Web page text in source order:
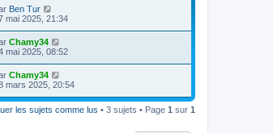
Ben Tur
mai 2025, 21:34
Chamy34
mai 2025, 08:52
Chamy34
mars 2025, 20:54
les sujets comme lus • 3 sujets • Page 1 sur 1